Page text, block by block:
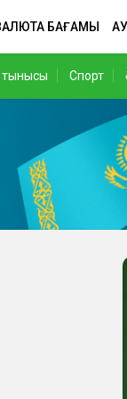
БАҒАМЫ
тынысы Спорт